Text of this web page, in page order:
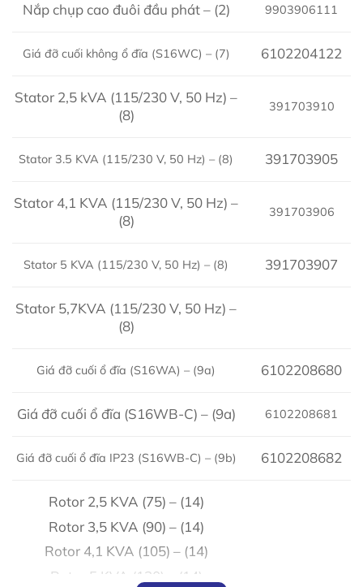
Nắp chụp cao đuôi đầu phát – (2) 9903906111
Giá đỡ cuối không ổ đĩa (S16WC) – (7) 6102204122
Stator 2,5 kVA (115/230 V, 50 Hz) –
(8)
391703910
Stator 3.5 KVA (115/230 V, 50 Hz) – (8) 391703905
Stator 4,1 KVA (115/230 V, 50 Hz) –
(8)
391703906
Stator 5 KVA (115/230 V, 50 Hz) – (8) 391703907
Stator 5,7KVA (115/230 V, 50 Hz) –
(8)
Giá đỡ cuối ổ đĩa (S16WA) – (9a) 6102208680
Giá đỡ cuối ổ đĩa (S16WB-C) – (9a) 6102208681
Giá đỡ cuối ổ đĩa IP23 (S16WB-C) – (9b) 6102208682
Rotor 2,5 KVA (75) – (14)
Rotor 3,5 KVA (90) – (14)
Rotor 4,1 KVA (105) – (14)
Rotor 5 KVA (130) – (14)